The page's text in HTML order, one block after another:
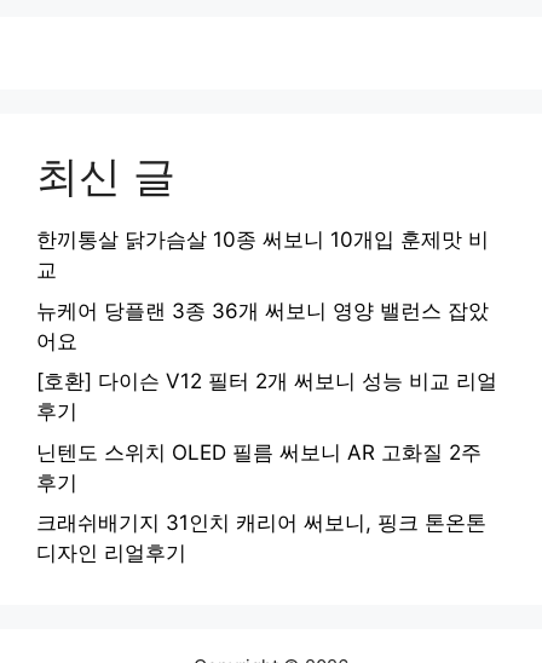
최신 글
한끼통살 닭가슴살 10종 써보니 10개입 훈제맛 비
교
뉴케어 당플랜 3종 36개 써보니 영양 밸런스 잡았
어요
[호환] 다이슨 V12 필터 2개 써보니 성능 비교 리얼
후기
닌텐도 스위치 OLED 필름 써보니 AR 고화질 2주
후기
크래쉬배기지 31인치 캐리어 써보니, 핑크 톤온톤
디자인 리얼후기